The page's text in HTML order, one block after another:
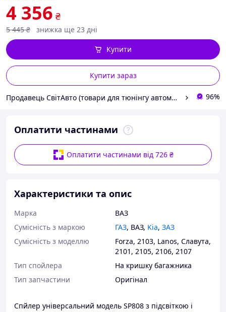
4 356 ₴
5 445 ₴ знижка ще 23 дні
Купити зараз
Купити
Продавець СвітАвто (товари для тюнінгу автомобілів ВАЗ) 96%
Оплатити частинами
Оплатити частинами від 726 ₴
Характеристики та опис
Марка
ВАЗ
Сумісність з маркою
ГАЗ, ВАЗ, Kia, ЗАЗ
Сумісність з моделлю
Forza, 2103, Lanos, Славута,
2101 , 2105, 2106, 2107
Тип спойлера
На кришку багажника
Тип запчастини
Оригінал
Спйлер універсальний модель SP808 з підсвіткою і